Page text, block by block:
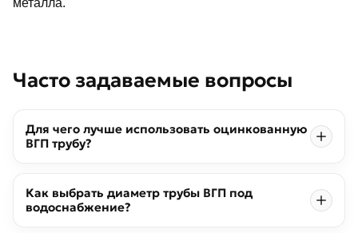
Часто задаваемые вопросы
Для чего лучше использовать оцинкованную
ВГП трубу?
Как выбрать диаметр трубы ВГП под
водоснабжение?